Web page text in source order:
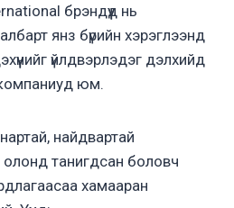
брэндүүд нь
янз бүрийн хэрэглээнд
үйлдвэрлэдэг дэлхийд
юм.
найдвартай
танигдсан боловч
хамааран